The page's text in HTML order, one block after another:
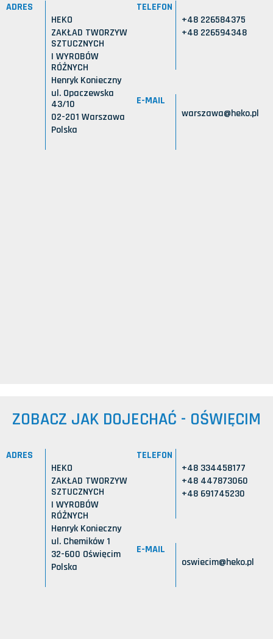
ADRES
HEKO
ZAKŁAD TWORZYW
SZTUCZNYCH
I WYROBÓW
RÓŻNYCH
Henryk Konieczny
ul. Opaczewska
43/10
02-201 Warszawa
Polska
TELEFON
+48 226584375
+48 226594348
E-MAIL
warszawa@heko.pl
ZOBACZ JAK DOJECHAĆ - OŚWIĘCIM
ADRES
HEKO
ZAKŁAD TWORZYW
SZTUCZNYCH
I WYROBÓW
RÓŻNYCH
Henryk Konieczny
ul. Chemików 1
32-600 Oświęcim
Polska
TELEFON
+48 334458177
+48 447873060
+48 691745230
E-MAIL
oswiecim@heko.pl